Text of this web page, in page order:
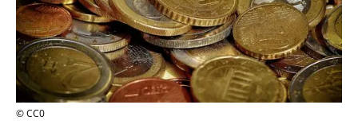
© CC0